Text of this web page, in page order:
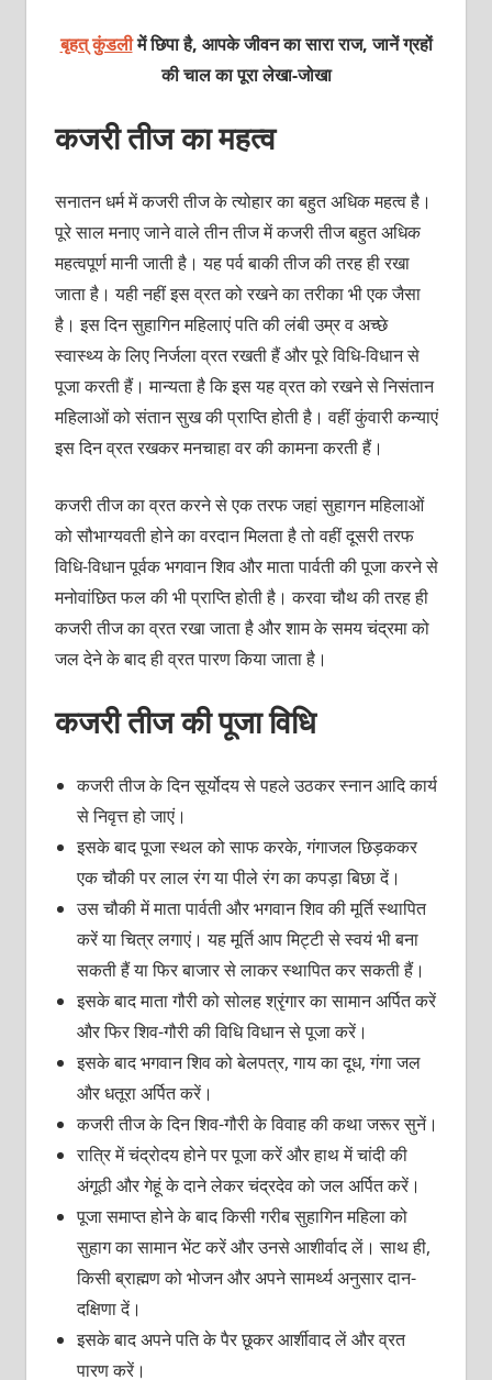
बृहत् कुंडलीमें छिपा है, आपके जीवन का सारा राज, जानें ग्रहों
की चाल का पूरा लेखा-जोखा
कजरी तीज का महत्व
सनातन धर्म में कजरी तीज के त्योहार का बहुत अधिक महत्व है।
पूरे साल मनाए जाने वाले तीन तीज में कजरी तीज बहुत अधिक
महत्वपूर्ण मानी जाती है। यह पर्व बाकी तीज की तरह ही रखा
जाता है। यही नहीं इस व्रत को रखने का तरीका भी एक जैसा
है। इस दिन सुहागिन महिलाएं पति की लंबी उम्र व अच्छे
स्वास्थ्य के लिए निर्जला व्रत रखती हैं और पूरे विधि-विधान से
पूजा करती हैं। मान्यता है कि इस यह व्रत को रखने से निसंतान
महिलाओं को संतान सुख की प्राप्ति होती है। वहीं कुंवारी कन्याएं
इस दिन व्रत रखकर मनचाहा वर की कामना करती हैं।
कजरी तीज का व्रत करने से एक तरफ जहां सुहागन महिलाओं
को सौभाग्यवती होने का वरदान मिलता है तो वहीं दूसरी तरफ
विधि-विधान पूर्वक भगवान शिव और माता पार्वती की पूजा करने से
मनोवांछित फल की भी प्राप्ति होती है। करवा चौथ की तरह ही
कजरी तीज का व्रत रखा जाता है और शाम के समय चंद्रमा को
जल देने के बाद ही व्रत पारण किया जाता है।
कजरी तीज की पूजा विधि
कजरी तीज के दिन सूर्योदय से पहले उठकर स्नान आदि कार्य
से निवृत्त हो जाएं।
इसके बाद पूजा स्थल को साफ करके, गंगाजल छिड़ककर
एक चौकी पर लाल रंग या पीले रंग का कपड़ा बिछा दें।
उस चौकी में माता पार्वती और भगवान शिव की मूर्ति स्थापित
करें या चित्र लगाएं। यह मूर्ति आप मिट्टी से स्वयं भी बना
सकती हैं या फिर बाजार से लाकर स्थापित कर सकती हैं।
इसके बाद माता गौरी को सोलह श्रृंगार का सामान अर्पित करें
और फिर शिव-गौरी की विधि विधान से पूजा करें।
इसके बाद भगवान शिव को बेलपत्र, गाय का दूध, गंगा जल
और धतूरा अर्पित करें।
कजरी तीज के दिन शिव-गौरी के विवाह की कथा जरूर सुनें।
रात्रि में चंद्रोदय होने पर पूजा करें और हाथ में चांदी की
अंगूठी और गेहूं के दाने लेकर चंद्रदेव को जल अर्पित करें।
पूजा समाप्त होने के बाद किसी गरीब सुहागिन महिला को
सुहाग का सामान भेंट करें और उनसे आशीर्वाद लें। साथ ही,
किसी ब्राह्मण को भोजन और अपने सामर्थ्य अनुसार दान-
दक्षिणा दें।
इसके बाद अपने पति के पैर छूकर आर्शीवाद लें और व्रत
पारण करें।